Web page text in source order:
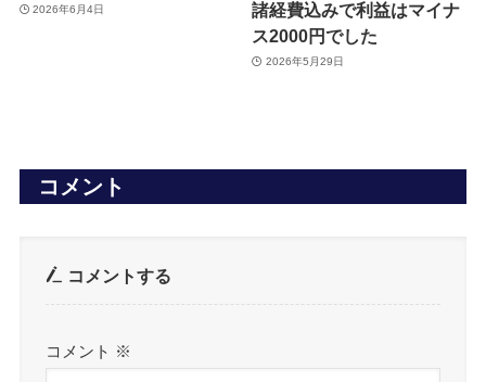
2026年6月4日
諸経費込みで利益はマイナ
ス2000円でした
2026年5月29日
コメント
コメントする
コメント ※